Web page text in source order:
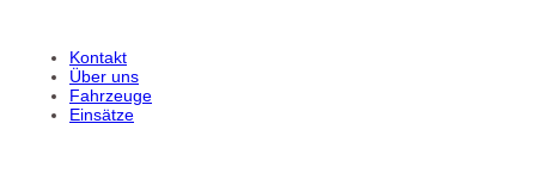
Kontakt
Über uns
Fahrzeuge
Einsätze